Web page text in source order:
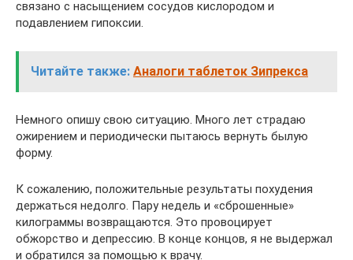
связано с насыщением сосудов кислородом и
подавлением гипоксии.
Читайте также: Аналоги таблеток Зипрекса
Немного опишу свою ситуацию. Много лет страдаю
ожирением и периодически пытаюсь вернуть былую
форму.
К сожалению, положительные результаты похудения
держаться недолго. Пару недель и «сброшенные»
килограммы возвращаются. Это провоцирует
обжорство и депрессию. В конце концов, я не выдержал
и обратился за помощью к врачу.